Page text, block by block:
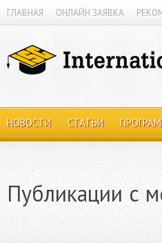
ГЛАВНАЯ ОНЛАЙН ЗАЯВКА
НОВОСТИ СТАТЬИ
Публикации с